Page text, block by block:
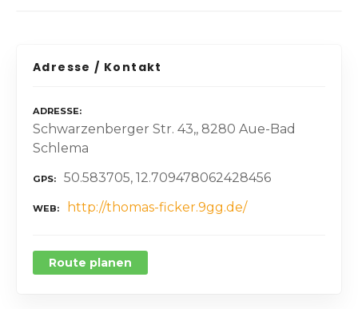
Adresse / Kontakt
ADRESSE
Schwarzenberger Str. 43,, 8280 Aue-Bad
Schlema
GPS 50.583705, 12.709478062428456
WEB http://thomas-ficker.9gg.de/
Route planen